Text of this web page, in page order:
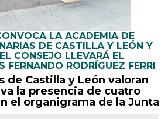
LA ACADEMIA DE
DE CASTILLA Y LEÓN Y
CONSEJO LLEVARÁ EL
FERNANDO RODRÍGUEZ FERRI
de Castilla y León valoran
la presencia de cuatro
el organigrama de la Junta